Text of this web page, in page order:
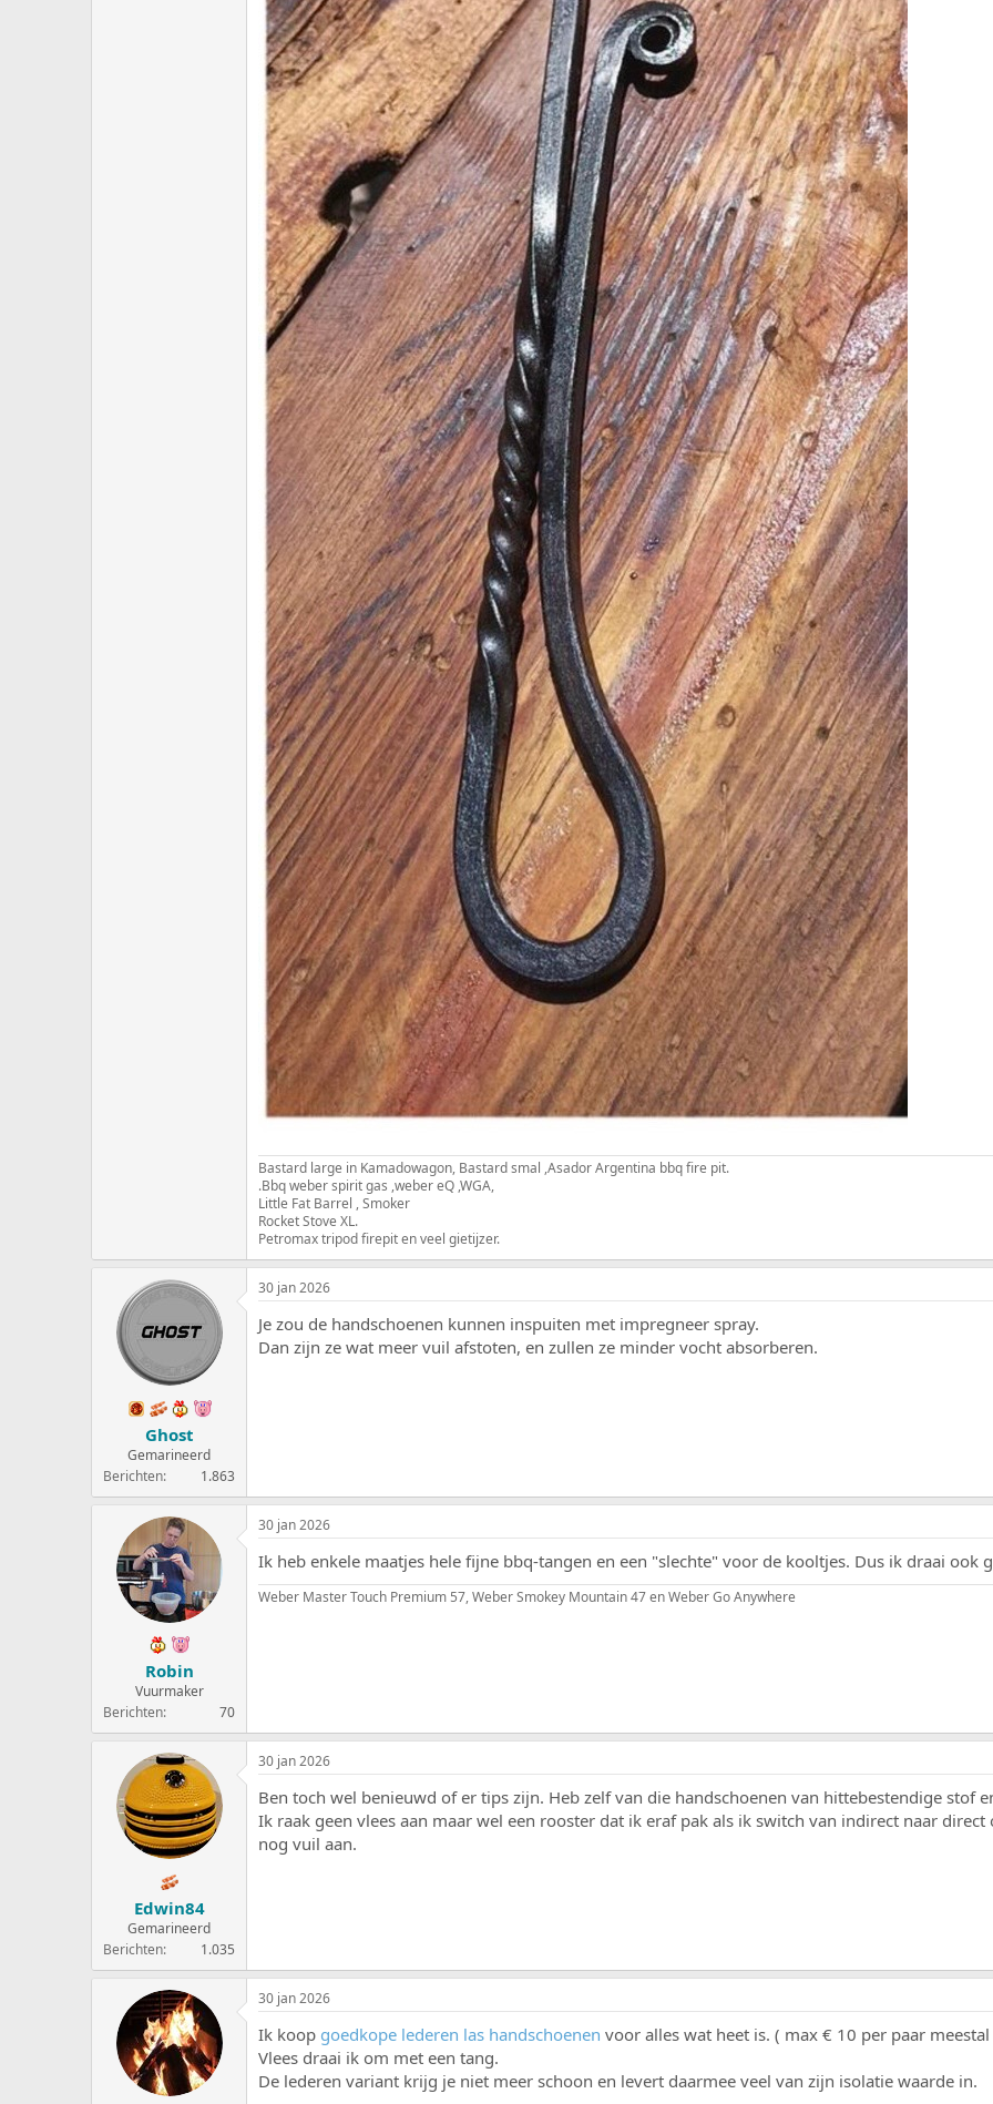
Bastard large in Kamadowagon, Bastard smal ,Asador Argentina bbq fire pit.
.Bbq weber spirit gas ,weber eQ ,WGA,
Little Fat Barrel , Smoker
Rocket Stove XL.
Petromax tripod firepit en veel gietijzer.
Ghost
Gemarineerd
Berichten
1.863
30 jan 2026
Je zou de handschoenen kunnen inspuiten met impregneer spray.
Dan zijn ze wat meer vuil afstoten, en zullen ze minder vocht absorberen.
Robin
Vuurmaker
Berichten
70
30 jan 2026
Ik heb enkele maatjes hele fijne bbq-tangen en een "slechte" voor de kooltjes. Dus ik draai ook
Weber Master Touch Premium 57, Weber Smokey Mountain 47 en Weber Go Anywhere
Edwin84
Gemarineerd
Berichten
1.035
30 jan 2026
Ben toch wel benieuwd of er tips zijn. Heb zelf van die handschoenen van hittebestendige stof
Ik raak geen vlees aan maar wel een rooster dat ik eraf pak als ik switch van indirect naar
nog vuil aan.
30 jan 2026
Ik koop goedkope lederen las handschoenen voor alles wat heet is. ( max € 10 per paar meestal
Vlees draai ik om met een tang.
De lederen variant krijg je niet meer schoon en levert daarmee veel van zijn isolatie waarde in.